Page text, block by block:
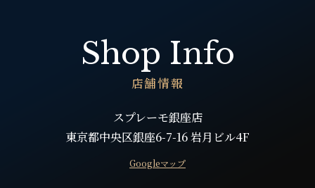
Shop Info
店舗情報
スプレーモ銀座店
東京都中央区銀座6-7-16 岩月ビル4F
Googleマップ